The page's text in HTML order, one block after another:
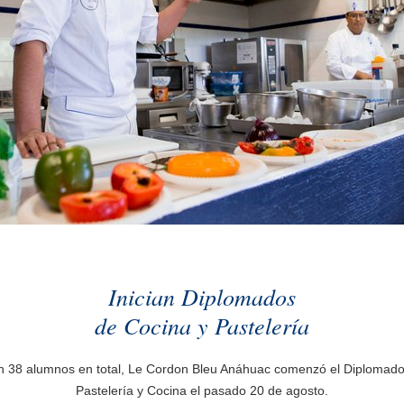
Inician Diplomados
de Cocina y Pastelería
38 alumnos en total, Le Cordon Bleu Anáhuac comenzó el
Pastelería y Cocina el pasado 20 de agosto.